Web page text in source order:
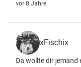
vor 8 Jahre
xFischix
Da wollte dir jemand